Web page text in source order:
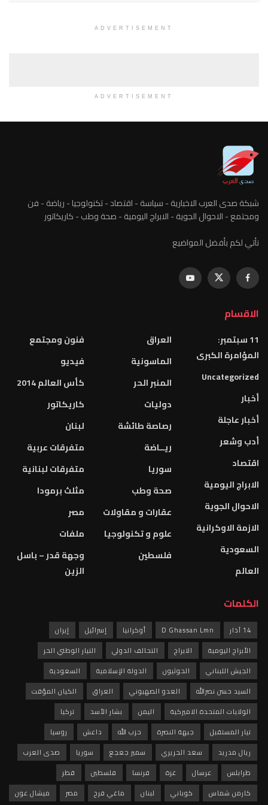
ADVERTISEMENT
ADVERTISEMENT
شبكة صدى العرب الاخبارية - سياسة - اقتصاد - تكنولوجيا - رياضة - فن
ومجتمع - الاحوال الجوية - الابراج اليومية - صحة وطب - كاريكاتور
نأتي لكم بأفضل المواضيع
الاقسام
11 سبتمبر:
المؤامرة الكبرى
Uncategorized
أخبار
أخبار عاجلة
أدب وشعر
اقتصاد
الابراج اليومية
الاحوال الجوية
الازمة الاوكرانية
السعودية
العالم
العراق
الماسونية
المنبر الحر
دوليات
رصاصة طائشة
ريــاضة
سوريا
صحة وطب
عقارات و مقاولات
علوم و تكنولوجيا
فلسطين
فنون ومجتمع
فيديو
كأس العالم 2014
كاريكاتور
لبنان
متفرقات عربية
متفرقات لبنانية
مثلث برمودا
مصر
ملفات
وجهة قدر – باسل
الزين
الكلمات
14 آذار D Ghassan Lmn أوكرانيا إسرائيل
إيران
الأبراج اليومية
الابراج التحالف الدولي
التيار الوطني الحر
الجيش اللبناني
الحوثيون الدولة الإسلامية
السعودية
السيد حسن نصرالله
العدو الصهيوني العراق
الكيان المؤقت
الولايات المتحدة الاميركية
اليمن بشار الأسد
تركيا
تيار المستقبل
جبهة النصرة حزب الله داعش
روسيا
ريال مدريد
سعد الحريري سمير جعجع سوريا
صدى العرب
طرابلس
عرسال غزة فرنسا فلسطين
قطر
كارمن شماس
كوباني لبنان ماغي فرح مصر ميشال عون